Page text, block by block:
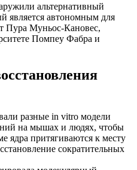
альтернативный
является автономным для
Пура Муньос-Кановес,
Помпеу Фабра и
разные in vitro модели
на мышах и людях, чтобы
ядра притягиваются к месту
сократительных